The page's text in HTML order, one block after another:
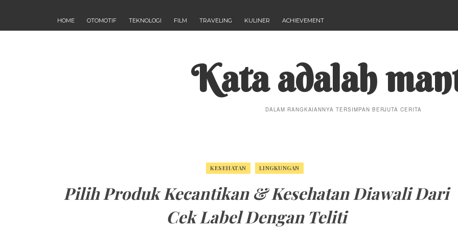
HOME OTOMOTIF TEKNOLOGI FILM TRAVELING KULINER ACHIEVEMENT
Kata adalah
DALAM RANGKAIANNYA TERSIMPAN BERJUTA CERITA
KESEHATAN LINGKUNGAN
Pilih Produk Kecantikan & Kesehatan Diawali Dari
Cek Label Dengan Teliti